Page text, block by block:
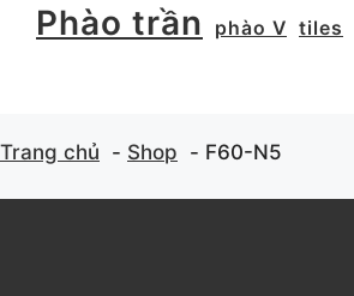
Phào trần phào V tiles
Trang chủ Shop F60-N5